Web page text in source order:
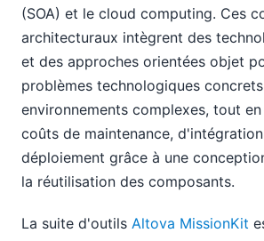
(SOA) et le cloud computing. Ces
architecturaux intègrent des
et des approches orientées objet
problèmes technologiques
environnements complexes, tout
coûts de maintenance,
déploiement grâce à une
la réutilisation des composants.
La suite d'outils Altova MissionKit